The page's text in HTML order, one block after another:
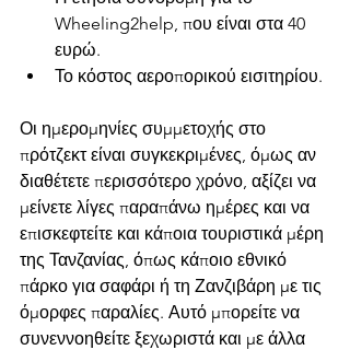
Wheeling2help, που είναι στα 40
ευρώ.
Το κόστος αεροπορικού εισιτηρίου.
Οι ημερομηνίες συμμετοχής στο
πρότζεκτ είναι συγκεκριμένες, όμως αν
διαθέτετε περισσότερο χρόνο, αξίζει να
μείνετε λίγες παραπάνω ημέρες και να
επισκεφτείτε και κάποια τουριστικά μέρη
της Τανζανίας, όπως κάποιο εθνικό
πάρκο για σαφάρι ή τη Ζανζιβάρη με τις
όμορφες παραλίες. Αυτό μπορείτε να
συνεννοηθείτε ξεχωριστά και με άλλα